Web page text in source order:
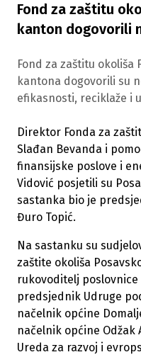
Fond za zaštitu
kanton dogovorili
Fond za zaštitu okoliša
kantona dogovorili su
efikasnosti, reciklaže i
Direktor Fonda za
Slađan Bevanda i
finansijske poslove i
Vidović posjetili su
sastanka bio je
Đuro Topić.
Na sastanku su
zaštite okoliša
rukovoditelj poslovnice
predsjednik Udruge
načelnik općine
načelnik općine Odžak
Ureda za razvoj i